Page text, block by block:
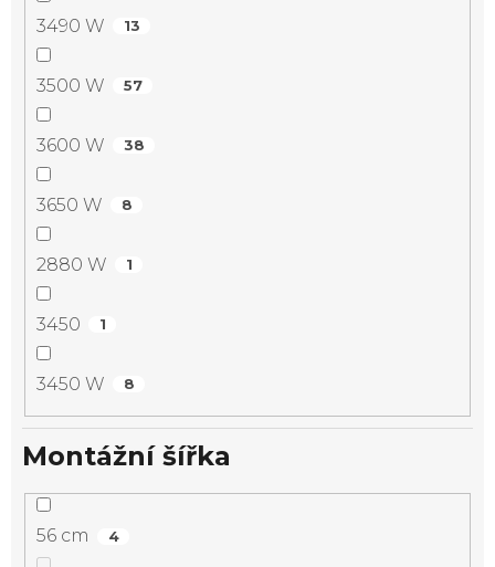
3490 W 13
3500 W 57
3600 W 38
3650 W 8
2880 W 1
3450 1
3450 W 8
Montážní šířka
56 cm 4